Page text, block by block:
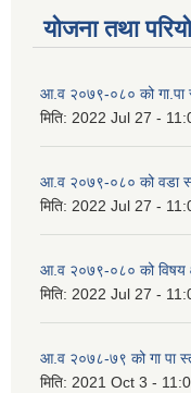
योजना तथा
आ.व २०७९-०८० को गा.पा
मिति: 2022 Jul 27 -
आ.व २०७९-०८० को वडा
मिति: 2022 Jul 27 -
आ.व २०७९-०८० को विषय
मिति: 2022 Jul 27 -
आ.व २०७८-७९ को गा पा
मिति: 2021 Oct 3 -